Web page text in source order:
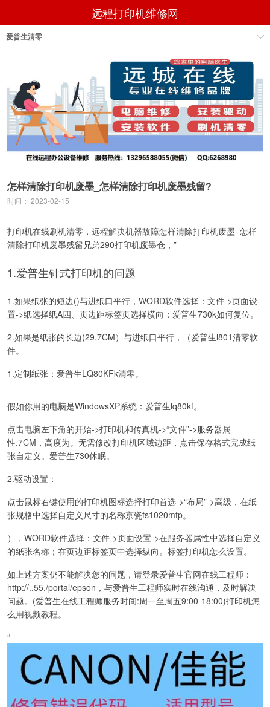
远程打印机维修网
爱普生清零
怎样清除打印机废墨_怎样清除打印机废墨残留?
时间： 2023-02-15
打印机在线刷机清零，远程解决机器故障怎样清除打印机废墨_怎样
清除打印机废墨残留兄弟290打印机废墨仓，”
1.爱普生针式打印机的问题
1.如果纸张的短边()与进纸口平行，WORD软件选择：文件->页面设
置->纸选择纸A四、页边距标签页选择横向；爱普生730k如何复位。
2.如果是纸张的长边(29.7CM）与进纸口平行，（爱普生l801清零软
件。
1.定制纸张：爱普生LQ80KFk清零。
假如你用的电脑是WindowsXP系统：爱普生lq80kf。
点击电脑左下角的开始->打印机和传真机->“文件”->服务器属
性.7CM，高度为。无需修改打印机区域边距，点击保存格式完成纸
张自定义。爱普生730休眠。
2.驱动设置：
点击鼠标右键使用的打印机图标选择打印首选->“布局”->高级，在纸
张规格中选择自定义尺寸的名称京瓷fs1020mfp。
），WORD软件选择：文件->页面设置->在服务器属性中选择自定义
的纸张名称；在页边距标签页中选择纵向。标签打印机怎么设置。
如上述方案仍不能解决您的问题，请登录爱普生官网在线工程师：
http://..55./portal/epson，与爱普生工程师实时在线沟通，及时解决
问题。(爱普生在线工程师服务时间:周一至周五9:00-18:00)打印机怎
么用视频教程。
“